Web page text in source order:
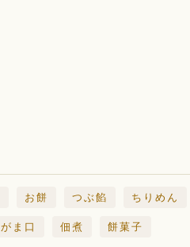
お餅 つぶ餡 ちりめん
がま口 佃煮 餅菓子